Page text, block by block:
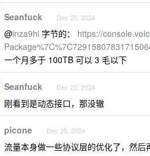
Seanfuck Dec 25, 2024
@inza9hi 字节的： https://
一个月多于 100TB 可以 3 毛以下
Seanfuck Dec 25, 2024
刚看到是动态接口，那没辙
picone Dec 25, 2024
流量本身做一些协议层的优化了，然后